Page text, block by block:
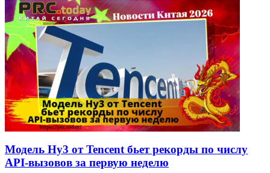
Модель Hy3 от Tencent бьет рекорды по числу
API-вызовов за первую неделю